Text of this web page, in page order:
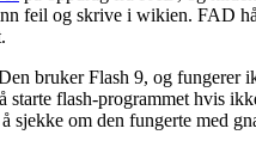
feil og skrive i wikien. FAD
bruker Flash 9, og
flash-programmet hvis
om den fungerte med